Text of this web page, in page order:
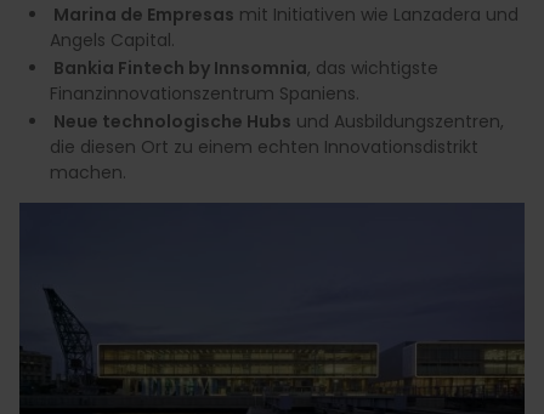
Marina de Empresas mit Initiativen wie Lanzadera und
Angels Capital.
Bankia Fintech by Innsomnia, das wichtigste
Finanzinnovationszentrum Spaniens.
Neue technologische Hubs und Ausbildungszentren,
die diesen Ort zu einem echten Innovationsdistrikt
machen.